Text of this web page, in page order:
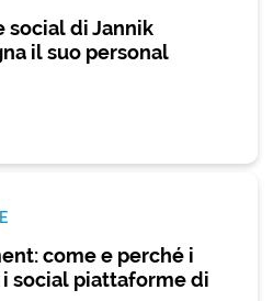
social di Jannik
il suo personal
come e perché i
social piattaforme di